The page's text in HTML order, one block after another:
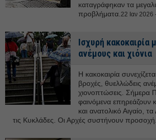
καταγράφηκαν τα
προβλήματα. 22 Ιαν 2026
Ισχυρή κακοκαιρία
ανέμους και χιόνια
Η κακοκαιρία
βροχές, θυελλώδεις
χιονοπτώσεις. Σήμερα
φαινόμενα επηρεάζουν
και ανατολικό Αιγαίο,
τις Κυκλάδες. Οι Αρχές συστήνουν προσοχή.